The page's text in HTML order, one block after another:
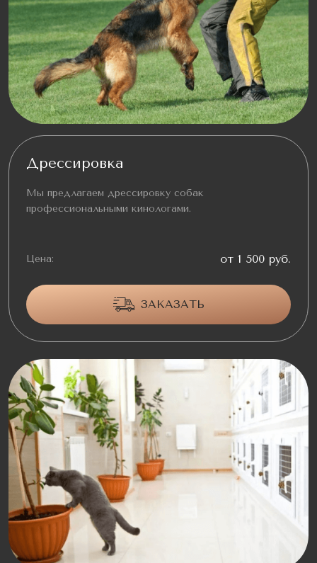
Дрессировка
Мы предлагаем дрессировку собак
профессиональными кинологами.
Цена: от 1 500 руб.
ЗАКАЗАТЬ